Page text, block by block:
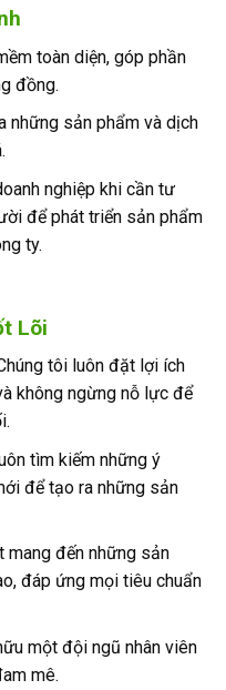
toàn diện, góp phần
đồng.
những sản phẩm và dịch
nghiệp khi cần tư
để phát triển sản phẩm
ty.
Lõi
tôi luôn đặt lợi ích
không ngừng nỗ lực để
tìm kiếm những ý
để tạo ra những sản
mang đến những sản
đáp ứng mọi tiêu chuẩn
một đội ngũ nhân viên
mê.